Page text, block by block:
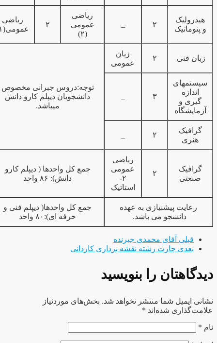
هیدرولیک
و پنوماتیک
ریاضی
عمومی
ریاضی
عمومی(۱)
زبان فنی
زبان
عمومی
توجه:دروس جبرانی مخصوص
دانشجویان دیپلم کارو دانش
میباشد.
سیستمهای
اندازه
گیری و
آزمایشگاه
گرافیک
هنری
گرافیک
صنعتی
ریاضی
عمومی
استاتیک
جمع کل واحدها ( دیپلم کارو
دانش): ۸۶ واحد
رعایت پیشنیازی به عهده
دانشجو می باشد.
جمع کل واحدها( دیپلم فنی و
حرفه ای):۸۰ واحد
قبلی آقای محمدی جیرنده
بعدی چارت رشته نقشه برداری کاردانی
را بنویسید
ایمیل شما منتشر نخواهد شد. بخش‌های موردنیاز
شده‌اند *
*